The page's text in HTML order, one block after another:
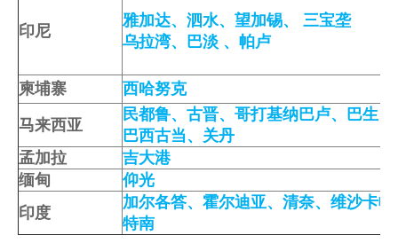
印尼
雅加达、 泗水、 望加锡、 三宝垄
乌拉湾、 巴淡 、 帕卢
柬埔寨 西哈努克
马来西亚
民都鲁、 古晋、 哥打基纳巴卢、 巴生、
巴西古当、 关丹
孟加拉
吉大港
缅甸
仰光
印度
加尔各答、 霍尔迪亚、 清奈、 维沙卡帕
特南